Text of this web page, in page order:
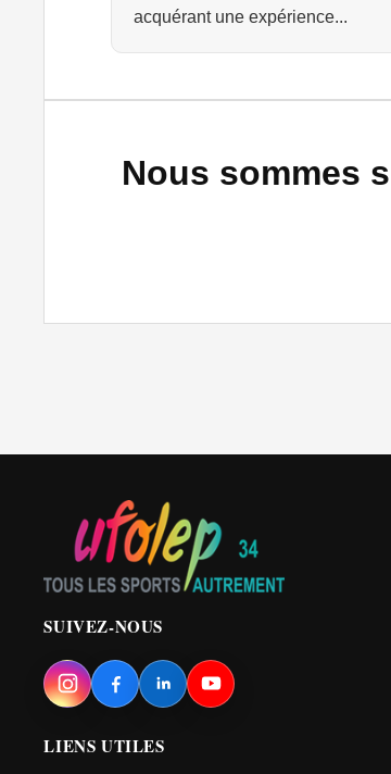
acquérant une expérience...
Nous sommes
SUIVEZ-NOUS
LIENS UTILES